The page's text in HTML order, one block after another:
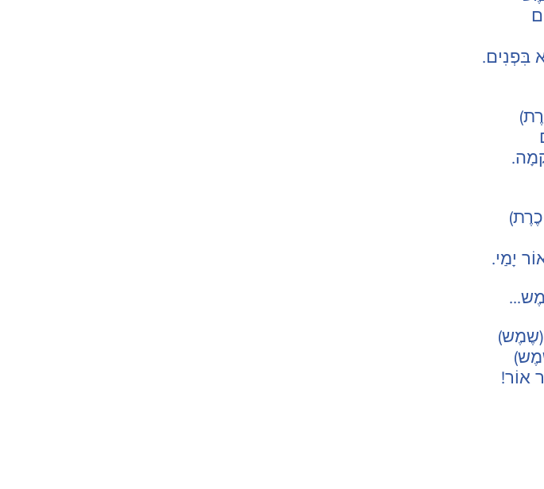
בִּפְנִים.
יָמַי.
(שֶמֶש)
אוֹר!